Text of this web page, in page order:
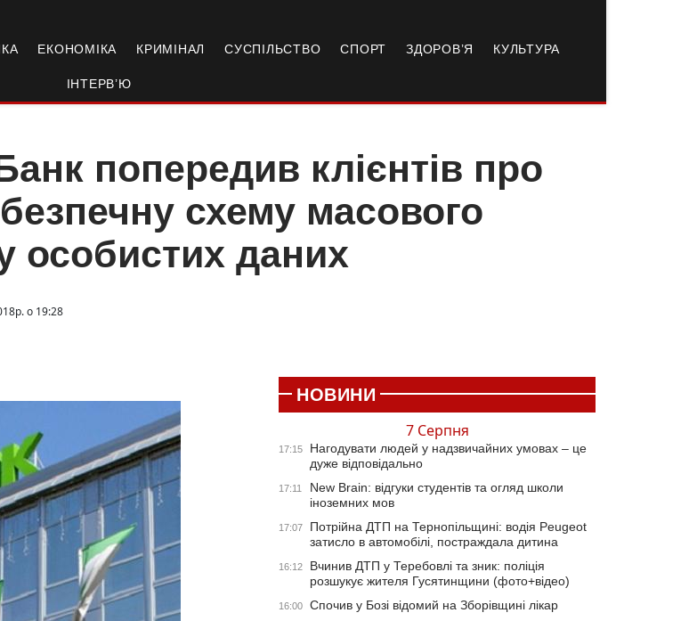
ЕКОНОМІКА КРИМІНАЛ СУСПІЛЬСТВО СПОРТ ЗДОРОВ’Я КУЛЬТУРА
ІНТЕРВ’Ю
попередив клієнтів про
схему масового
особистих даних
о 19:28
НОВИНИ
7 Серпня
17:15
Нагодувати людей у надзвичайних умовах – це
дуже відповідально
17:11
New Brain: відгуки студентів та огляд школи
іноземних мов
17:07
Потрійна ДТП на Тернопільщині: водія Peugeot
затисло в автомобілі, постраждала дитина
16:12
Вчинив ДТП у Теребовлі та зник: поліція
розшукує жителя Гусятинщини (фото+відео)
16:00 Спочив у Бозі відомий на Зборівщині лікар